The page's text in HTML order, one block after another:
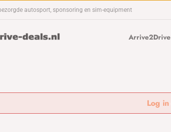
autosport, sponsoring en sim-equipment
Arrive2Drive
Log in